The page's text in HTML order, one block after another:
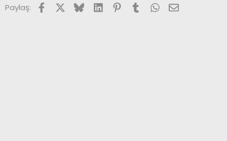
Paylaş: FacebookX (Twitter)
BlueskyLinkedInPinterest
TumblrWhatsApp
E-posta